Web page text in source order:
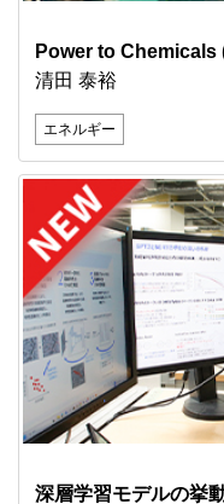
Power to Chemicals
清田 泰裕
エネルギー
深層学習モデルの挙